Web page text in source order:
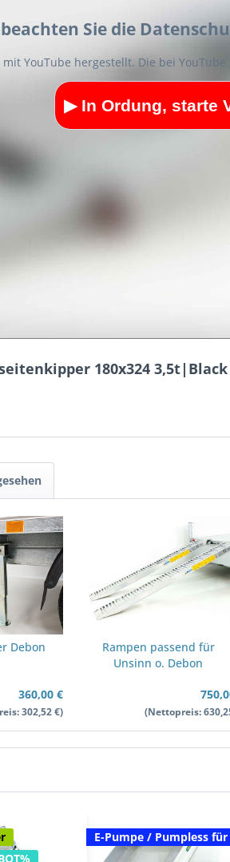
180x324
Debon
360,00 €
302,52 €)
Rampen passend für
Unsinn o. Debon
(Nettopreis:
E-Pumpe / Pumpless für